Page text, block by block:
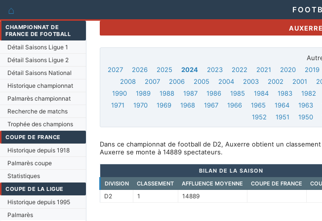
⌂
CHAMPIONNAT DE
FRANCE DE FOOTBALL
Détail Saisons Ligue 1
Détail Saisons Ligue 2
Détail Saisons National
Historique championnat
Palmarès championnat
Recherche de matchs
Trophée des champions
COUPE DE FRANCE
Historique depuis 1918
Palmarès coupe
Statistiques
COUPE DE LA LIGUE
Historique depuis 1995
Palmarès
2027
2026 2025 2024 2023 2022 2021 2020 2019
2008
2007 2006 2005 2004 2003 2002 2001
1990
1989 1988 1987 1986 1985 1984 1983 1982
1971
1970 1969 1968 1967 1966 1965 1964 1963
1952
1951 1950
Dans ce championnat de football de D2, Auxerre obtient un
Auxerre se monte à 14889 spectateurs.
BILAN DE LA SAISON
DIVISION
CLASSEMENT AFFLUENCE MOYENNE COUPE DE FRANCE
D2 1 14889